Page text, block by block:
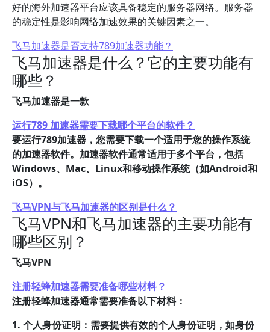
好的海外加速器平台应该具备稳定的服务器网络。服务器
的稳定性是影响网络加速效果的关键因素之一。
飞马加速器是否支持789加速器功能？
飞马加速器是什么？它的主要功能有
哪些？
飞马加速器是一款
运行789 加速器需要下载哪个平台的软件？
要运行789加速器，您需要下载一个适用于您的操作系统
的加速器软件。加速器软件通常适用于多个平台，包括
Windows、Mac、Linux和移动操作系统（如Android和
iOS）。
飞马VPN与飞马加速器的区别是什么？
飞马VPN和飞马加速器的主要功能有
哪些区别？
飞马VPN
注册轻蜂加速器需要准备哪些材料？
注册轻蜂加速器通常需要准备以下材料：
1. 个人身份证明：需要提供有效的个人身份证明，如身份